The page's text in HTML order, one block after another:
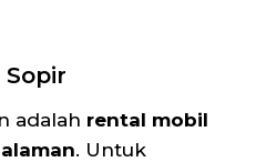
adalah rental mobil
. Untuk